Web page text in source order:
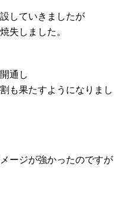
していきましたが
失しました。
通し
も果たすようになりまし
ージが強かったのですが